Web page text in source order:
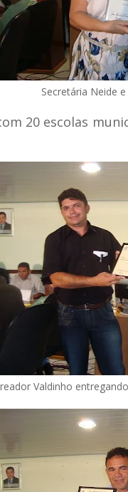
Secretária Neide
20 escolas
Valdinho